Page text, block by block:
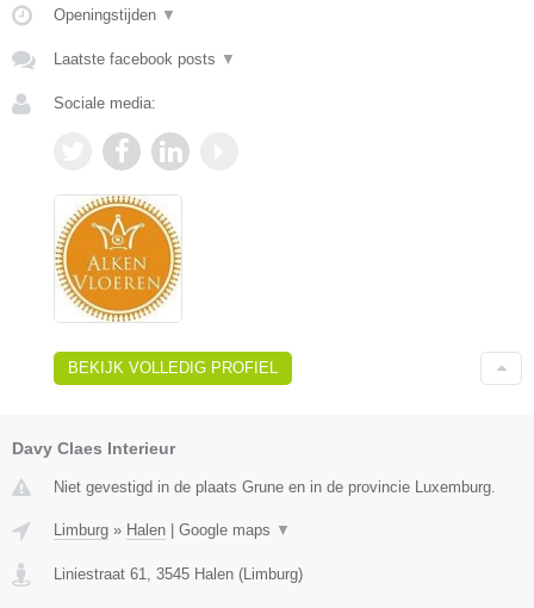
Openingstijden ▼
Laatste facebook posts ▼
Sociale media:
BEKIJK VOLLEDIG PROFIEL
Davy Claes Interieur
Niet gevestigd in de plaats Grune en in de provincie Luxemburg.
Limburg » Halen Google maps ▼
Liniestraat 61, 3545 Halen (Limburg)